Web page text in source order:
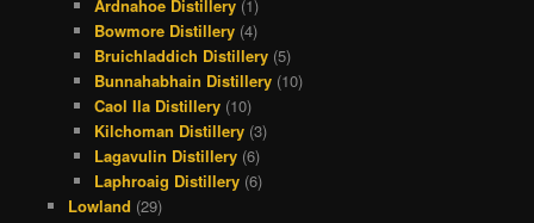
Ardnahoe Distillery (1)
Bowmore Distillery (4)
Bruichladdich Distillery (5)
Bunnahabhain Distillery (10)
Caol Ila Distillery (10)
Kilchoman Distillery (3)
Lagavulin Distillery (6)
Laphroaig Distillery (6)
Lowland (29)